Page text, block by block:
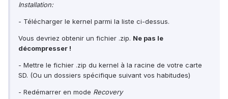
Installation:
- Télécharger le kernel parmi la liste ci-dessus.
Vous devriez obtenir un fichier .zip. Ne pas le
décompresser !
- Mettre le fichier .zip du kernel à la racine de votre carte
SD. (Ou un dossiers spécifique suivant vos habitudes)
- Redémarrer en mode Recovery